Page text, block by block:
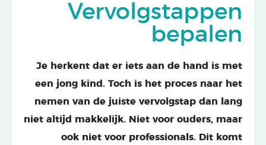
Vervolgstappen
bepalen
Je herkent dat er iets aan de hand is met
een jong kind. Toch is het proces naar het
nemen van de juiste vervolgstap dan lang
niet altijd makkelijk. Niet voor ouders, maar
ook niet voor professionals. Dit komt